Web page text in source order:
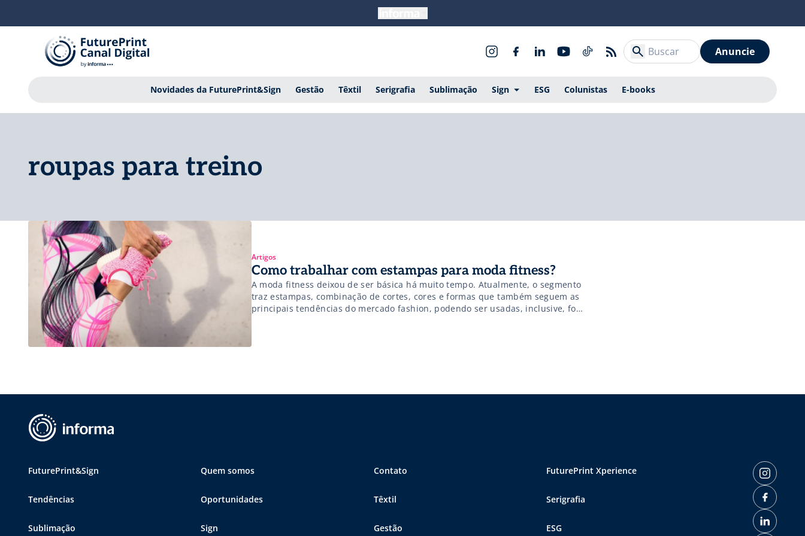
Anuncie
Novidades da FuturePrint&Sign Gestão Têxtil Serigrafia Sublimação Sign ESG Colunistas E-books
roupas para treino
Artigos
Como trabalhar com estampas para moda fitness?
A moda fitness deixou de ser básica há muito tempo. Atualmente, o segmento
traz estampas, combinação de cortes, cores e formas que também seguem as
principais tendências do mercado fashion, podendo ser usadas, inclusive, fora
FuturePrint&Sign Quem somos Contato FuturePrint Xperience
Tendências Oportunidades Têxtil Serigrafia
Sublimação Sign Gestão ESG